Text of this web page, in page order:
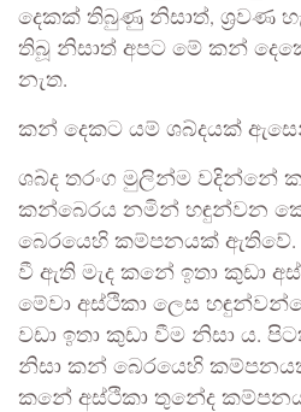
දෙකක් තිබුණු නිසාත්, ශ්‍රවණ
තිබූ නිසාත් අපට මේ කන්
නැත.
කන් දෙකට යම් ශබ්දයක්
ශබ්ද තරංග මුලින්ම වදින්නේ
කන්බෙරය නමින් හඳුන්වන
බෙරයෙහි කම්පනයක්
වී ඇති මැද කනේ ඉතා කුඩා
මේවා අස්ථිකා ලෙස
වඩා ඉතා කුඩා වීම නිසා ය.
නිසා කන් බෙරයෙහි
කනේ අස්ථිකා තුනේද